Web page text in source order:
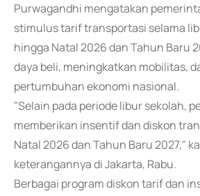
Purwagandhi mengatakan
stimulus tarif transportasi selama
hingga Natal 2026 dan Tahun Baru
daya beli, meningkatkan mobilitas,
pertumbuhan ekonomi nasional.
"Selain pada periode libur sekolah,
memberikan insentif dan diskon
Natal 2026 dan Tahun Baru 2027,"
keterangannya di Jakarta, Rabu.
Berbagai program diskon tarif dan